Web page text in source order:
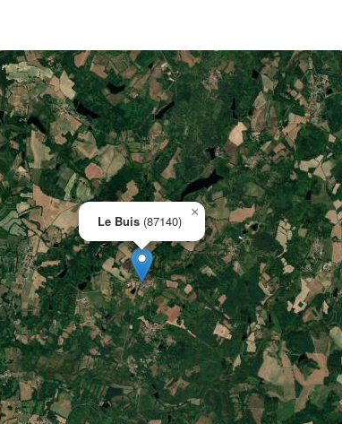
Le Buis (87140)
×